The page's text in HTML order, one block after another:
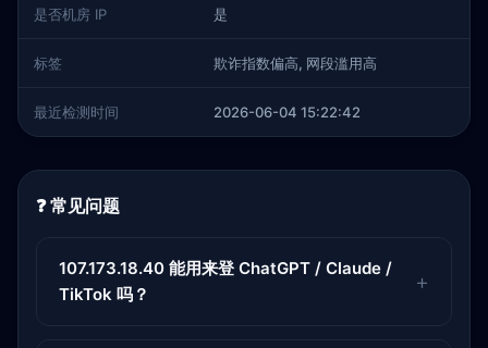
是否机房 IP 是
标签 欺诈指数偏高, 网段滥用高
最近检测时间 2026-06-04 15:22:42
❓ 常见问题
107.173.18.40 能用来登 ChatGPT / Claude /
TikTok 吗？